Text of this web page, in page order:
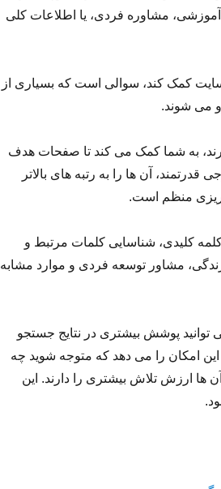
مشاوره فردی، یا اطلاعات کلی
کمک کند، سوالی است که بسیاری از
می شوند.
به شما کمک می کند تا صفحات هدف
آن ها را به رتبه های بالاتر
ریزی منظم است.
کلیدی، شناسایی کلمات مرتبط و
مشاور توسعه فردی و موارد مشابه
توانید پوشش بیشتری در نتایج جستجو
این امکان را می دهد که متوجه شوید چه
ها ارزش تلاش بیشتری را دارند. این